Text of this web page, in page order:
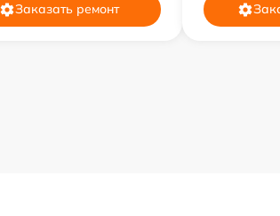
Заказать ремонт